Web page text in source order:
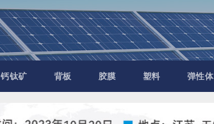
钙钛矿 背板 胶膜 塑料 弹性体